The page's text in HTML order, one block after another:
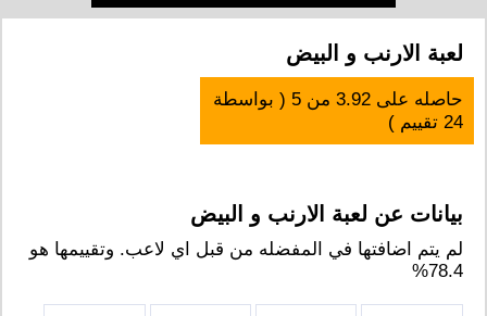
لعبة الارنب و البيض
حاصله على3.92 من5 ( بواسطة
24 تقييم )
بيانات عن لعبة الارنب و البيض
لم يتم اضافتها في المفضله من قبل اي لاعب. وتقييمها هو
78.4%